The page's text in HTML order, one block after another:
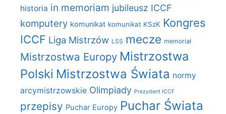
historia in memoriam jubileusz ICCF
komputery komunikat komunikat KSzK Kongres
ICCF Liga Mistrzów LSS mecze memoriał
Mistrzostwa Europy Mistrzostwa
Polski Mistrzostwa Świata normy
arcymistrzowskie Olimpiady Prezydent ICCF
przepisy Puchar Europy Puchar Świata